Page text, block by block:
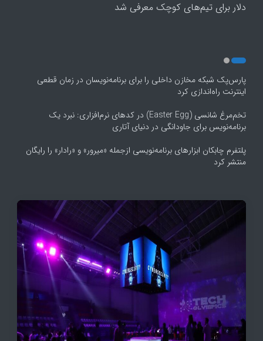
دلار برای تیم‌های کوچک معرفی شد
پارس‌پک شبکه مخازن داخلی را برای برنامه‌نویسان در زمان قطعی
اینترنت راه‌اندازی کرد
تخم‌مرغ شانسی (Easter Egg) در کدهای نرم‌افزاری: نبرد یک
برنامه‌نویس برای جاودانگی در دنیای آتاری
پلتفرم چابکان ابزارهای برنامه‌نویسی ازجمله «میرور» و «رادار» را رایگان
منتشر کرد